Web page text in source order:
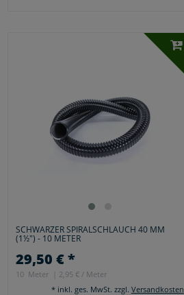
SCHWARZER SPIRALSCHLAUCH 40 MM
(1½") - 10 METER
29,50 € *
10 Meter
| 2,95 € / Meter
* inkl. ges. MwSt. zzgl. Versandkosten